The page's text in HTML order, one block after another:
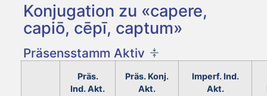
Konjugation zu «capere,
capiō, cēpī, captum»
Präsensstamm Aktiv
Präs.
Ind. Akt.
Präs. Konj.
Akt.
Imperf. Ind.
Akt.